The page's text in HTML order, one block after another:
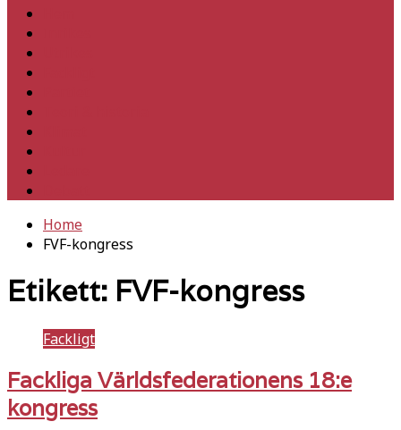
Home
FVF-kongress
Etikett: FVF-kongress
Fackligt
Fackliga Världsfederationens 18:e
kongress